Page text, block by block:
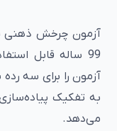
99 ساله قابل
آزمون را برای سه
به تفکیک پیاده‌سازی
می‌دهد.